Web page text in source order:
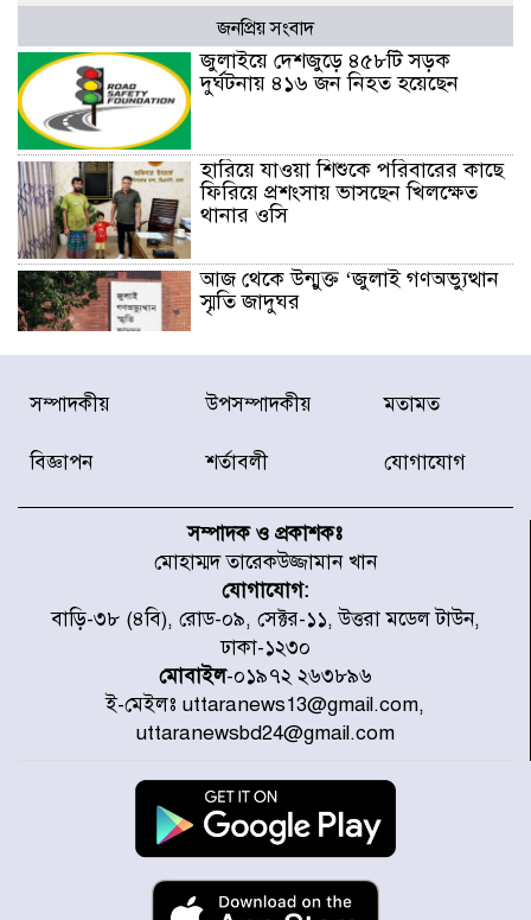
জনপ্রিয় সংবাদ
জুলাইয়ে দেশজুড়ে ৪৫৮টি সড়ক
দুর্ঘটনায় ৪১৬ জন নিহত হয়েছেন
হারিয়ে যাওয়া শিশুকে পরিবারের কাছে
ফিরিয়ে প্রশংসায় ভাসছেন খিলক্ষেত
থানার ওসি
আজ থেকে উন্মুক্ত ‘জুলাই গণঅভ্যুত্থান
স্মৃতি জাদুঘর
রাজধানীর উত্তরা আঞ্চলিক পাসপোর্ট
অফিসের সামনে দালাল চক্রের ১৩ জন
করেছে র‌্যাব-১
চূড়ান্ত পর্যায়ে : ইরান
প্রত্যেক অপরাধীর বিচার এ দেশেই
হবে, সে যত শক্তিশালীই হোক না কেন,
চট্টগ্রামে জুলাই গণঅভ্যুত্থান দিবসে
প্রতিমন্ত্রী মীর হেলাল
আগামী ৫ দিন বৃষ্টির আভাস
হাসিনার বক্তব্য প্রচারে ভারতের সমর্থন
সম্পাদকীয় উপসম্পাদকীয় মতামত
বিজ্ঞাপন শর্তাবলী যোগাযোগ
সম্পাদক ও প্রকাশকঃ
মোহাম্মদ তারেকউজ্জামান খান
যোগাযোগ:
বাড়ি-৩৮ (৪বি), রোড-০৯, সেক্টর-১১, উত্তরা মডেল টাউন,
ঢাকা-১২৩০
মোবাইল-০১৯৭২ ২৬৩৮৯৬
ই-মেইলঃ uttaranews13@gmail.com,
uttaranewsbd24@gmail.com